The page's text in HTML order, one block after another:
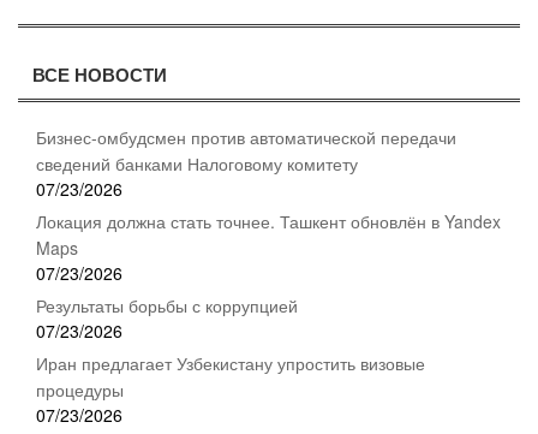
ВСЕ НОВОСТИ
Бизнес-омбудсмен против автоматической передачи
сведений банками Налоговому комитету
07/23/2026
Локация должна стать точнее. Ташкент обновлён в Yandex
Maps
07/23/2026
Результаты борьбы с коррупцией
07/23/2026
Иран предлагает Узбекистану упростить визовые
процедуры
07/23/2026